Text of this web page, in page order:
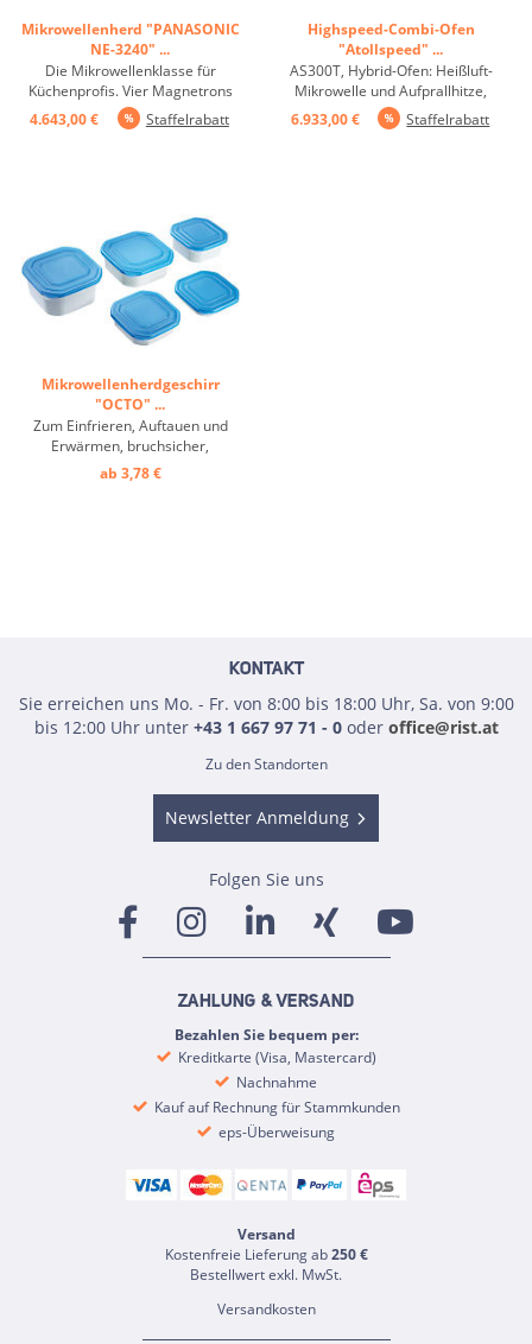
Mikrowellenherd "PANASONIC
NE-3240" ...
Die Mikrowellenklasse für
Küchenprofis. Vier Magnetrons
sorgen für schnelles Erwärmen
der Speisen - auch bei großen
4.643,00 € Staffelrabatt
Highspeed-Combi-Ofen
"Atollspeed" ...
AS300T, Hybrid-Ofen: Heißluft-
Mikrowelle und Aufprallhitze,
Der einfache Weg zu einem
variantenreichen Snackangebot.
6.933,00 € Staffelrabatt
Mikrowellenherdgeschirr
"OCTO" ...
Zum Einfrieren, Auftauen und
Erwärmen, bruchsicher,
temperaturbeständig von -40°
bis +120°C ...
ab 3,78 €
KONTAKT
Sie erreichen uns Mo. - Fr. von 8:00 bis 18:00 Uhr, Sa. von 9:00
bis 12:00 Uhr unter +43 1 667 97 71 - 0oder office@rist.at
Zu den Standorten
Newsletter Anmeldung
Folgen Sie uns
ZAHLUNG & VERSAND
Bezahlen Sie bequem per:
Kreditkarte (Visa, Mastercard)
Nachnahme
Kauf auf Rechnung für Stammkunden
eps-Überweisung
Versand
Kostenfreie Lieferung ab250 €
Bestellwert exkl. MwSt.
Versandkosten